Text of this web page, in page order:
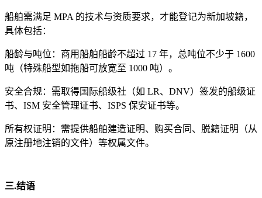
船舶需满足 MPA 的技术与资质要求，才能登记为新加坡籍，
具体包括：
船龄与吨位：商用船舶船龄不超过 17 年，总吨位不少于 1600
吨（特殊船型如拖船可放宽至 1000 吨）。
安全合规：需取得国际船级社（如 LR、DNV）签发的船级证
书、ISM 安全管理证书、ISPS 保安证书等。
所有权证明：需提供船舶建造证明、购买合同、脱籍证明（从
原注册地注销的文件）等权属文件。
三.结语